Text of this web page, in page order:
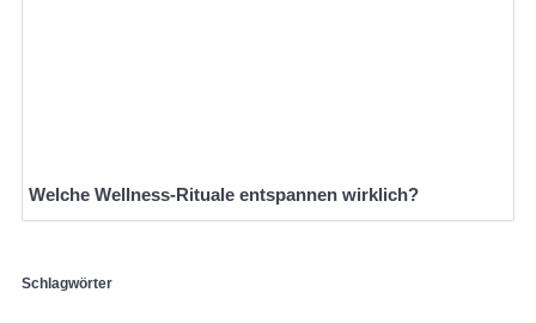
Welche Wellness-Rituale entspannen wirklich?
Schlagwörter